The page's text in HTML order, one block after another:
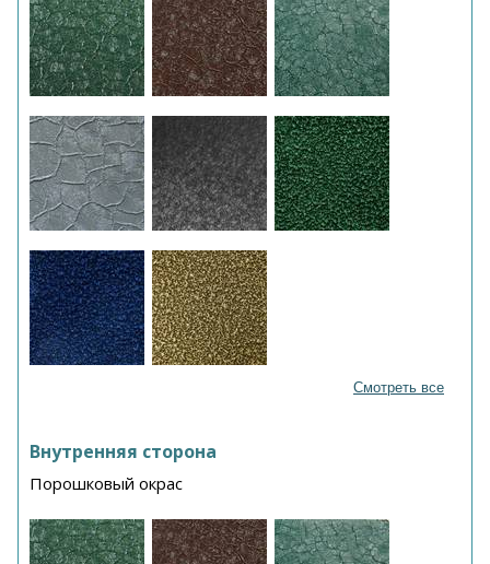
Смотреть все
Внутренняя сторона
Порошковый окрас